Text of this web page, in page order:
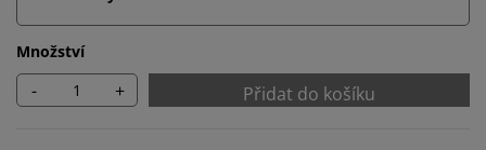
Množství
- + Přidat do košíku